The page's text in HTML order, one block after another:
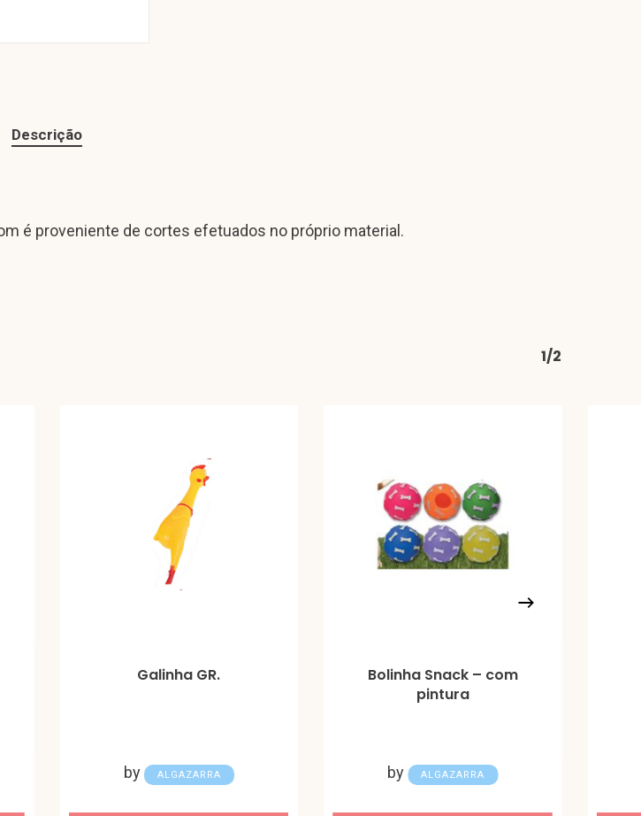
Descrição
é proveniente de cortes efetuados no próprio material.
1/2
Galinha GR.
by ALGAZARRA
Bolinha Snack – com
pintura
by ALGAZARRA